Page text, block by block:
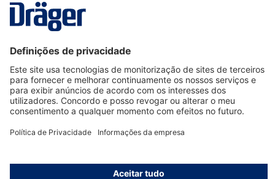
Serviço de Apoio ao Cliente Dräger
Utilização da loja
Informações
© Dräger Portugal, Lda, 2024